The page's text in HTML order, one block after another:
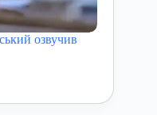
озвучив